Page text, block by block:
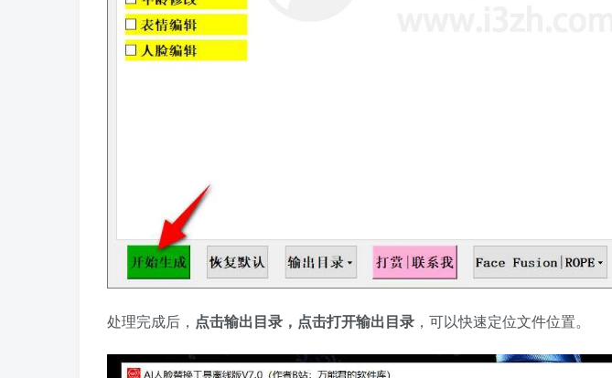
处理完成后， 点击输出目录，点击打开输出目录 ，可以快速定位文件位置。